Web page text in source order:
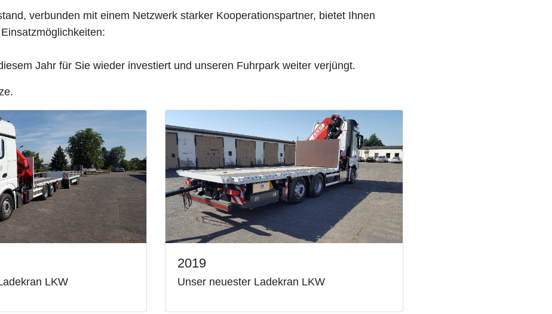
verbunden mit einem Netzwerk starker Kooperationspartner, bietet Ihnen
Jahr für Sie wieder investiert und unseren Fuhrpark weiter verjüngt.
LKW
2019
Unser neuester Ladekran LKW